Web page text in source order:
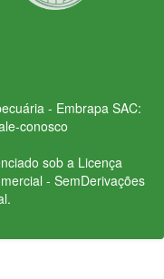
- Embrapa SAC:
conosco
sob a Licença
- SemDerivações